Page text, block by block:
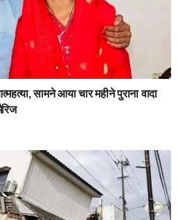
सामने आया चार महीने पुराना वादा